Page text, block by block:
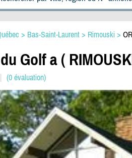
> Bas-Saint-Laurent> Rimouski >
Golf a (
(0 évaluation)